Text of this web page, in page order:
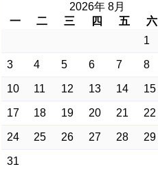
2026年 8月
一
二 三 四 五 六
1
3 4 5 6 7 8
10 11 12 13 14 15
17 18 19 20 21 22
24 25 26 27 28 29
31